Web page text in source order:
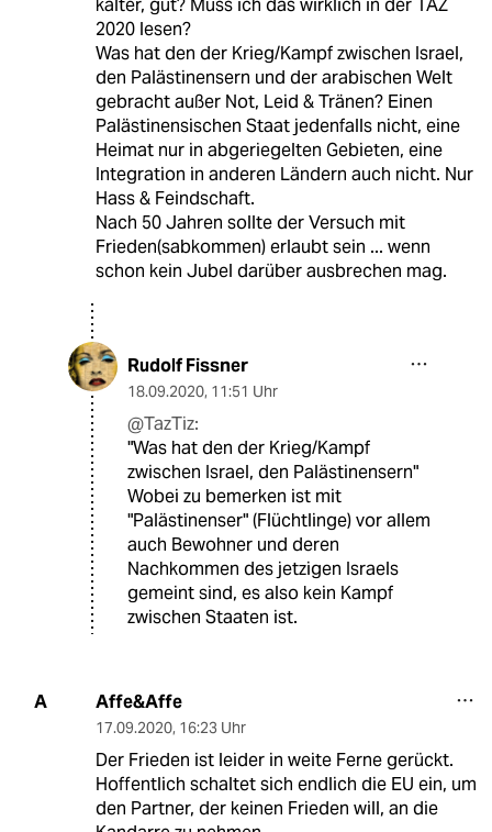
kalter, gut? Muss ich das wirklich in der TAZ
2020 lesen?
Was hat den der Krieg/Kampf zwischen Israel,
den Palästinensern und der arabischen Welt
gebracht außer Not, Leid & Tränen? Einen
Palästinensischen Staat jedenfalls nicht, eine
Heimat nur in abgeriegelten Gebieten, eine
Integration in anderen Ländern auch nicht. Nur
Hass & Feindschaft.
Nach 50 Jahren sollte der Versuch mit
Frieden(sabkommen) erlaubt sein ... wenn
schon kein Jubel darüber ausbrechen mag.
Rudolf Fissner
18.09.2020, 11:51 Uhr
@TazTiz:
"Was hat den der Krieg/Kampf
zwischen Israel, den Palästinensern"
Wobei zu bemerken ist mit
"Palästinenser" (Flüchtlinge) vor allem
auch Bewohner und deren
Nachkommen des jetzigen Israels
gemeint sind, es also kein Kampf
zwischen Staaten ist.
A Affe&Affe
17.09.2020, 16:23 Uhr
Der Frieden ist leider in weite Ferne gerückt.
Hoffentlich schaltet sich endlich die EU ein, um
den Partner, der keinen Frieden will, an die